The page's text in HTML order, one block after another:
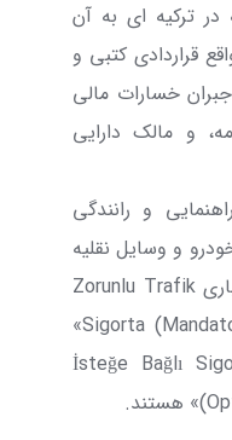
در ترکیه ای به آن
قراردادی کتبی و
خسارات مالی
و مالک دارایی
و رانندگی
و وسایل نقلیه
Zorunlu Trafik
Sigorta
»
İsteğe Bağlı
» هستند.